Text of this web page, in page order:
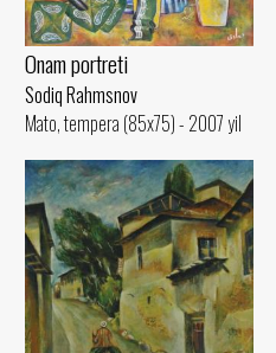
Onam portreti
Sodiq Rahmsnov
Mato, tempera (85x75) - 2007 yil